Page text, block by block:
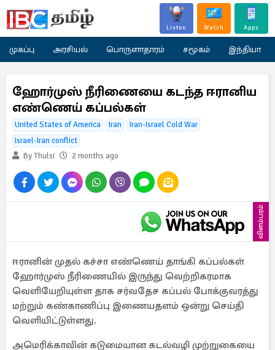
Listen Watch Apps
முகப்பு அரசியல் பொருளாதாரம் சமூகம் இந்தியா
ஹோர்முஸ் நீரிணையை கடந்த ஈரானிய
எண்ணெய் கப்பல்கள்
United States of America Iran
Iran-Israel Cold War
Israel-Iran conflict
By Thulsi
2 months ago
விளம்பரம்
ஈரானின் முதல் கச்சா எண்ணெய் தாங்கி கப்பல்கள்
ஹோர்முஸ் நீரிணையில் இருந்து வெற்றிகரமாக
வெளியேறியுள்ள தாக சர்வதேச கப்பல் போக்குவரத்து
மற்றும் கண்காணிப்பு இணையதளம் ஒன்று செய்தி
வெளியிட்டுள்ளது.
அமெரிக்காவின் கடுமையான கடல்வழி முற்றுகையை